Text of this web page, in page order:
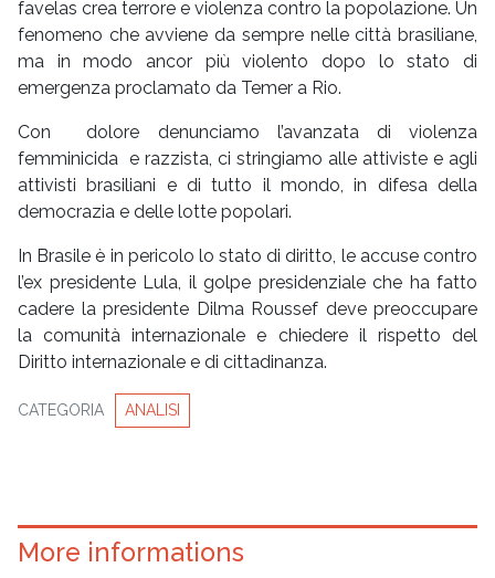
favelas crea terrore e violenza contro la popolazione. Un
fenomeno che avviene da sempre nelle città brasiliane,
ma in modo ancor più violento dopo lo stato di
emergenza proclamato da Temer a Rio.
Con dolore denunciamo l’avanzata di violenza
femminicida e razzista, ci stringiamo alle attiviste e agli
attivisti brasiliani e di tutto il mondo, in difesa della
democrazia e delle lotte popolari.
In Brasile è in pericolo lo stato di diritto, le accuse contro
l’ex presidente Lula, il golpe presidenziale che ha fatto
cadere la presidente Dilma Roussef deve preoccupare
la comunità internazionale e chiedere il rispetto del
Diritto internazionale e di cittadinanza.
CATEGORIA ANALISI
More informations